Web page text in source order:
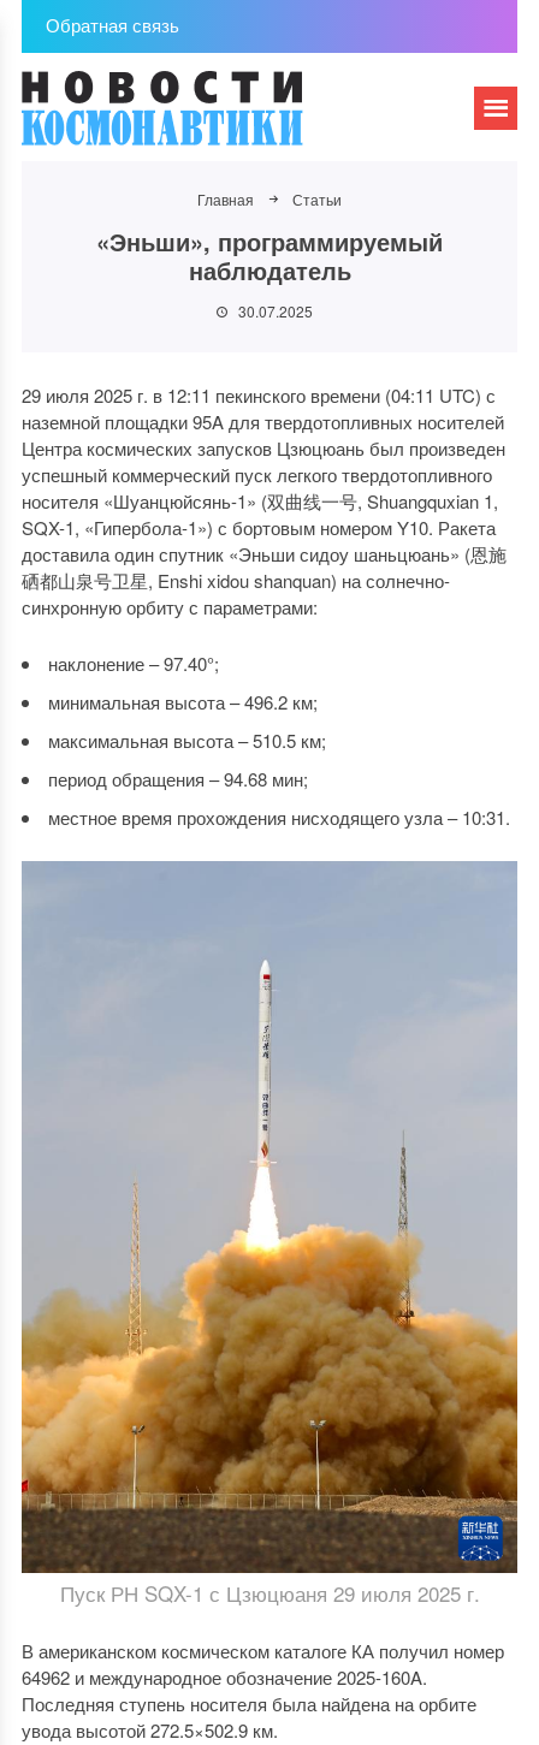
Обратная связь
Главная Статьи
«Эньши», программируемый
наблюдатель
30.07.2025
29 июля 2025 г. в 12:11 пекинского времени (04:11 UTC) с
наземной площадки 95A для твердотопливных носителей
Центра космических запусков Цзюцюань был произведен
успешный коммерческий пуск легкого твердотопливного
носителя «Шуанцюйсянь-1» (双曲线一号, Shuangquxian 1,
SQX-1, «Гипербола-1») с бортовым номером Y10. Ракета
доставила один спутник «Эньши сидоу шаньцюань» (恩施
硒都山泉号卫星, Enshi xidou shanquan) на солнечно-
синхронную орбиту с параметрами:
наклонение – 97.40°;
минимальная высота – 496.2 км;
максимальная высота – 510.5 км;
период обращения – 94.68 мин;
местное время прохождения нисходящего узла – 10:31.
Пуск РН SQX-1 с Цзюцюаня 29 июля 2025 г.
В американском космическом каталоге КА получил номер
64962 и международное обозначение 2025-160A.
Последняя ступень носителя была найдена на орбите
увода высотой 272.5×502.9 км.